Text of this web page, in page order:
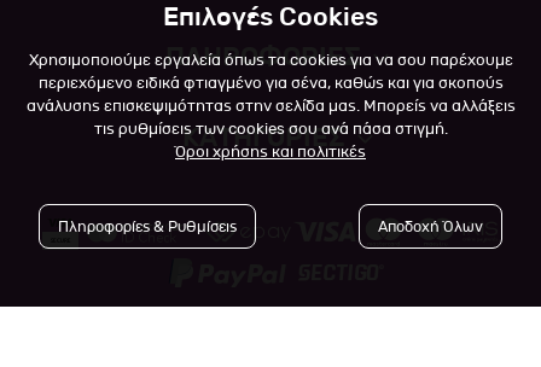
Πληροφορίες λογαριασμού
Λίστα αγαπημένων
Πολιτική επιστροφών
ΠΛΗΡΟΦΟΡΙΕΣ
Σχετικά
Επικοινωνία
Blog
Όροι Χρήσης
Πολιτική Απορρήτου
ΚΑΤΗΓΟΡΙΕΣ
Επιλογές Cookies
Χρησιμοποιούμε εργαλεία όπως τα cookies για να σου παρέχουμε
περιεχόμενο ειδικά φτιαγμένο για σένα, καθώς και για σκοπούς
ανάλυσης επισκεψιμότητας στην σελίδα μας. Μπορείς να αλλάξεις
τις ρυθμίσεις των cookies σου ανά πάσα στιγμή.
Όροι χρήσης και πολιτικές
Πληροφορίες & Ρυθμίσεις Αποδοχή Όλων